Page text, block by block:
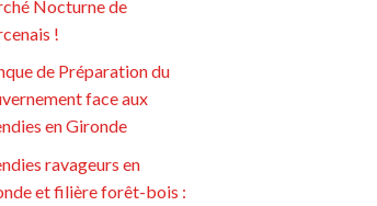
Nocturne de
!
de Préparation du
face aux
en Gironde
ravageurs en
et filière forêt-bois :